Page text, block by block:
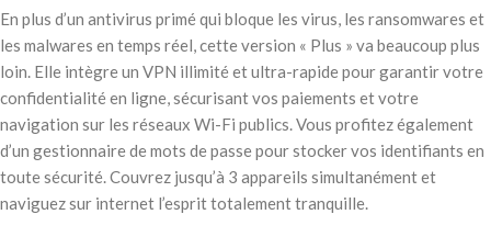
En plus d’un antivirus primé qui bloque les virus, les ransomwares et
les malwares en temps réel, cette version « Plus » va beaucoup plus
loin. Elle intègre un VPN illimité et ultra-rapide pour garantir votre
confidentialité en ligne, sécurisant vos paiements et votre
navigation sur les réseaux Wi-Fi publics. Vous profitez également
d’un gestionnaire de mots de passe pour stocker vos identifiants en
toute sécurité. Couvrez jusqu’à 3 appareils simultanément et
naviguez sur internet l’esprit totalement tranquille.